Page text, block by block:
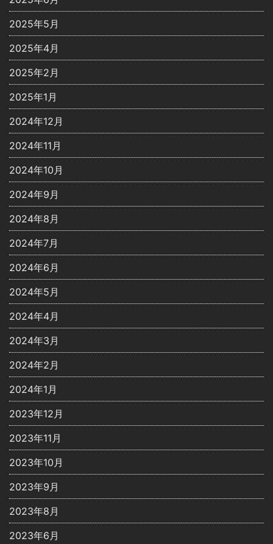
2025年5月
2025年4月
2025年2月
2025年1月
2024年12月
2024年11月
2024年10月
2024年9月
2024年8月
2024年7月
2024年6月
2024年5月
2024年4月
2024年3月
2024年2月
2024年1月
2023年12月
2023年11月
2023年10月
2023年9月
2023年8月
2023年6月